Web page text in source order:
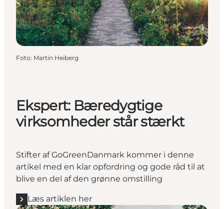
Foto: Martin Heiberg
Ekspert: Bæredygtige
virksomheder står stærkt
Stifter af GoGreenDanmark kommer i denne
artikel med en klar opfordring og gode råd til at
blive en del af den grønne omstilling
Læs artiklen her